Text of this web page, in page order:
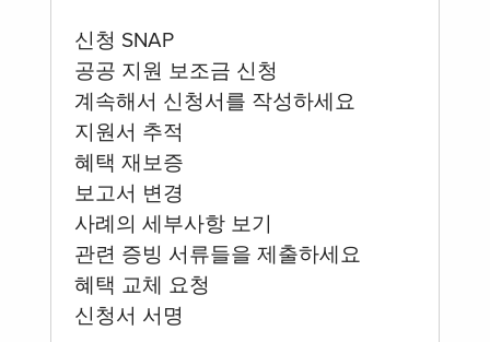
신청 SNAP
공공 지원 보조금 신청
계속해서 신청서를 작성하세요
지원서 추적
혜택 재보증
보고서 변경
사례의 세부사항 보기
관련 증빙 서류들을 제출하세요
혜택 교체 요청
신청서 서명